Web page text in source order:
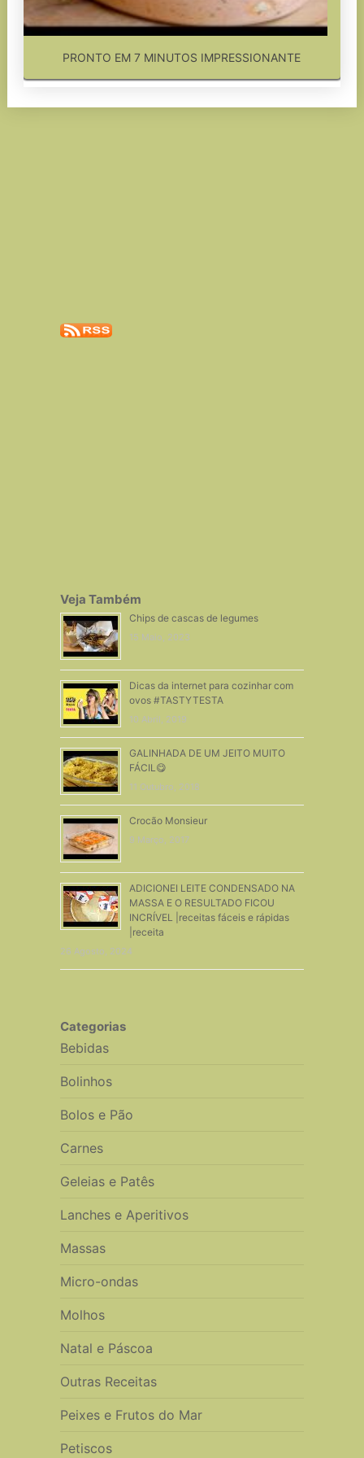
PRONTO EM 7 MINUTOS IMPRESSIONANTE
Veja Também
Chips de cascas de legumes
15 Maio, 2023
Dicas da internet para cozinhar com
ovos #TASTYTESTA
10 Abril, 2019
GALINHADA DE UM JEITO MUITO
FÁCIL😋
11 Outubro, 2018
Crocão Monsieur
9 Março, 2017
ADICIONEI LEITE CONDENSADO NA
MASSA E O RESULTADO FICOU
INCRÍVEL |receitas fáceis e rápidas
|receita
26 Agosto, 2024
Categorias
Bebidas
Bolinhos
Bolos e Pão
Carnes
Geleias e Patês
Lanches e Aperitivos
Massas
Micro-ondas
Molhos
Natal e Páscoa
Outras Receitas
Peixes e Frutos do Mar
Petiscos